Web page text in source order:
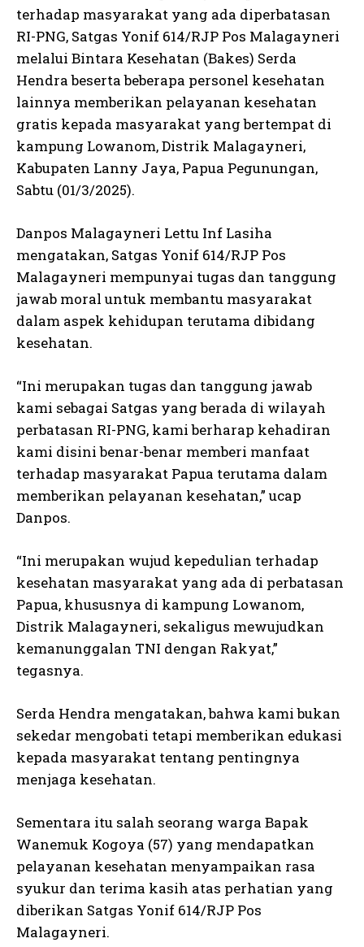
terhadap masyarakat yang ada diperbatasan
RI-PNG, Satgas Yonif 614/RJP Pos Malagayneri
melalui Bintara Kesehatan (Bakes) Serda
Hendra beserta beberapa personel kesehatan
lainnya memberikan pelayanan kesehatan
gratis kepada masyarakat yang bertempat di
kampung Lowanom, Distrik Malagayneri,
Kabupaten Lanny Jaya, Papua Pegunungan,
Sabtu (01/3/2025).
Danpos Malagayneri Lettu Inf Lasiha
mengatakan, Satgas Yonif 614/RJP Pos
Malagayneri mempunyai tugas dan tanggung
jawab moral untuk membantu masyarakat
dalam aspek kehidupan terutama dibidang
kesehatan.
“Ini merupakan tugas dan tanggung jawab
kami sebagai Satgas yang berada di wilayah
perbatasan RI-PNG, kami berharap kehadiran
kami disini benar-benar memberi manfaat
terhadap masyarakat Papua terutama dalam
memberikan pelayanan kesehatan,” ucap
Danpos.
“Ini merupakan wujud kepedulian terhadap
kesehatan masyarakat yang ada di perbatasan
Papua, khususnya di kampung Lowanom,
Distrik Malagayneri, sekaligus mewujudkan
kemanunggalan TNI dengan Rakyat,”
tegasnya.
Serda Hendra mengatakan, bahwa kami bukan
sekedar mengobati tetapi memberikan edukasi
kepada masyarakat tentang pentingnya
menjaga kesehatan.
Sementara itu salah seorang warga Bapak
Wanemuk Kogoya (57) yang mendapatkan
pelayanan kesehatan menyampaikan rasa
syukur dan terima kasih atas perhatian yang
diberikan Satgas Yonif 614/RJP Pos
Malagayneri.